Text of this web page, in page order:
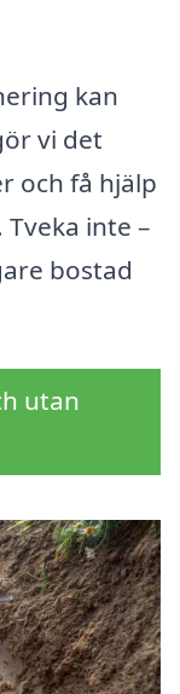
kan
vi det
och få hjälp
inte –
bostad
utan